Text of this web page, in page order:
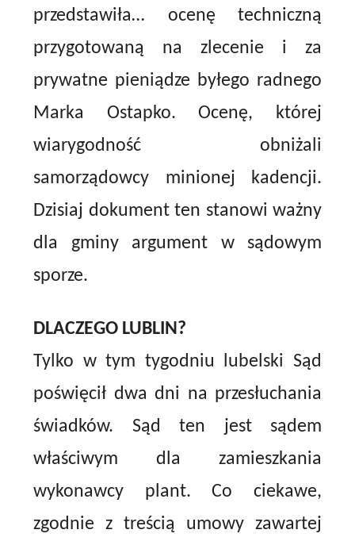
przedstawiła… ocenę techniczną
przygotowaną na zlecenie i za
prywatne pieniądze byłego radnego
Marka Ostapko. Ocenę, której
wiarygodność obniżali
samorządowcy minionej kadencji.
Dzisiaj dokument ten stanowi ważny
dla gminy argument w sądowym
sporze.
DLACZEGO LUBLIN?
Tylko w tym tygodniu lubelski Sąd
poświęcił dwa dni na przesłuchania
świadków. Sąd ten jest sądem
właściwym dla zamieszkania
wykonawcy plant. Co ciekawe,
zgodnie z treścią umowy zawartej